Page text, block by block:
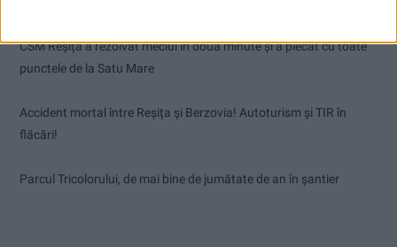
CSM Reșița a rezolvat meciul în două minute și a plecat cu toate
punctele de la Satu Mare
Accident mortal între Reșița și Berzovia! Autoturism și TIR în
flăcări!
Parcul Tricolorului, de mai bine de jumătate de an în șantier